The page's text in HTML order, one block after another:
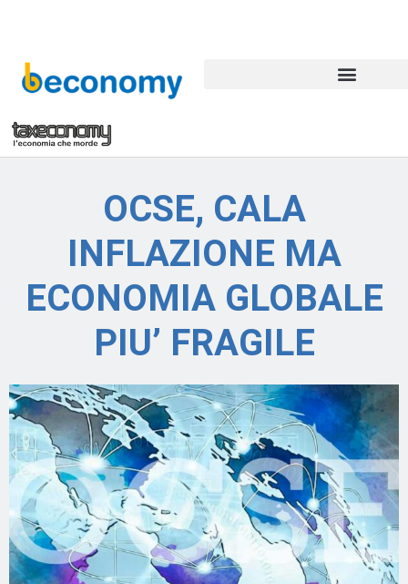
OCSE, CALA
INFLAZIONE MA
ECONOMIA GLOBALE
PIU’ FRAGILE